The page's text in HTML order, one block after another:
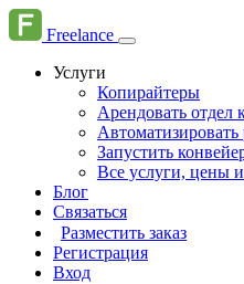
Freelance
Услуги
Копирайтеры
Арендовать отдел
Автоматизировать
Запустить
Все услуги, цены и
Блог
Связаться
Разместить заказ
Регистрация
Вход